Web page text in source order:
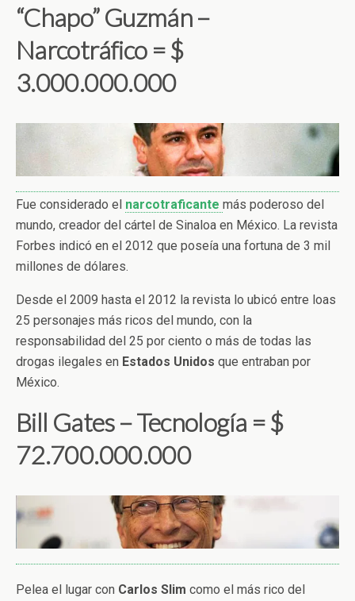
“Chapo” Guzmán –
Narcotráfico = $
3.000.000.000
Fue considerado el narcotraficante más poderoso del
mundo, creador del cártel de Sinaloa en México. La revista
Forbes indicó en el 2012 que poseía una fortuna de 3 mil
millones de dólares.
Desde el 2009 hasta el 2012 la revista lo ubicó entre loas
25 personajes más ricos del mundo, con la
responsabilidad del 25 por ciento o más de todas las
drogas ilegales en Estados Unidos que entraban por
México.
Bill Gates – Tecnología = $
72.700.000.000
Pelea el lugar con Carlos Slim como el más rico del